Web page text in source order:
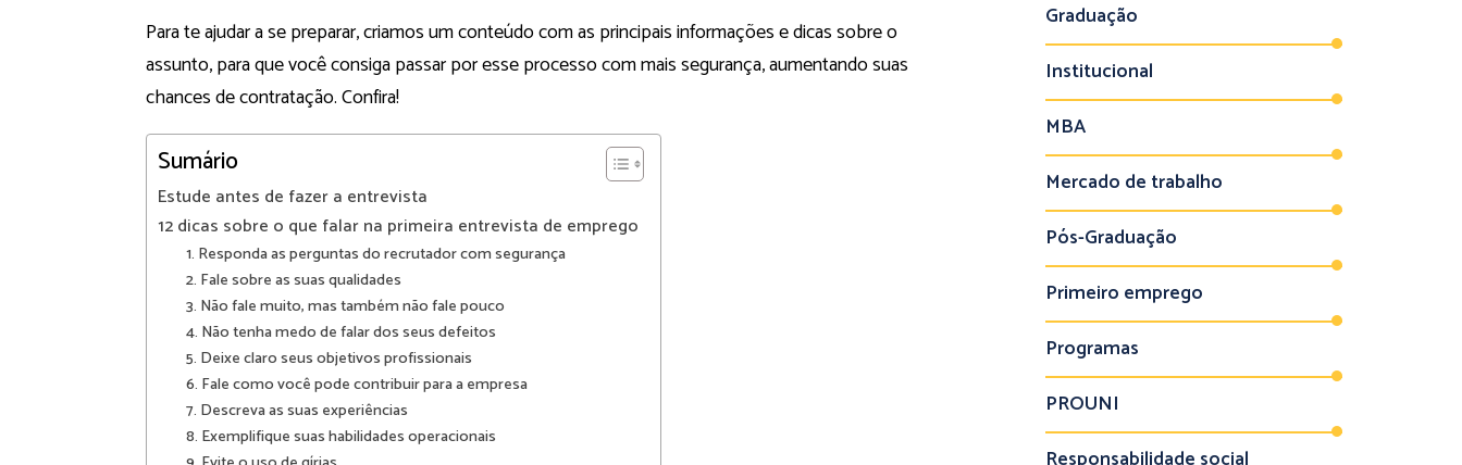
Para te ajudar a se preparar, criamos um conteúdo com as principais informações e dicas sobre o
assunto, para que você consiga passar por esse processo com mais segurança, aumentando suas
chances de contratação. Confira!
Sumário
Estude antes de fazer a entrevista
12 dicas sobre o que falar na primeira entrevista de emprego
1. Responda as perguntas do recrutador com segurança
2. Fale sobre as suas qualidades
3. Não fale muito, mas também não fale pouco
4. Não tenha medo de falar dos seus defeitos
5. Deixe claro seus objetivos profissionais
6. Fale como você pode contribuir para a empresa
7. Descreva as suas experiências
8. Exemplifique suas habilidades operacionais
Graduação
Institucional
MBA
Mercado de trabalho
Pós-Graduação
Primeiro emprego
Programas
PROUNI